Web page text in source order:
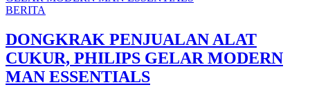
BERITA
DONGKRAK PENJUALAN ALAT
CUKUR, PHILIPS GELAR MODERN
MAN ESSENTIALS